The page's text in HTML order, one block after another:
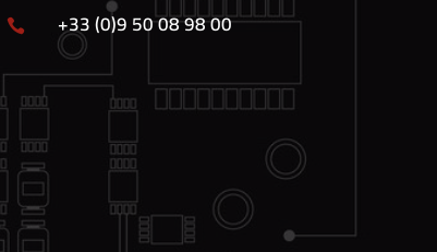
 +33 (0)9 50 08 98 00